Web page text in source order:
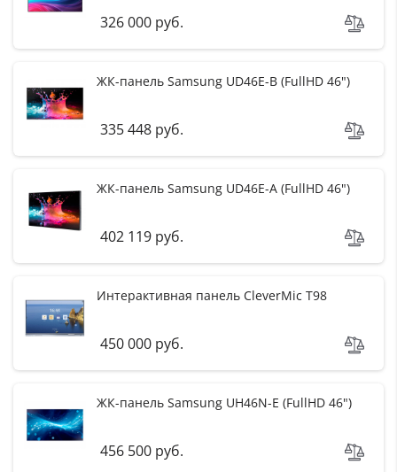
326 000 руб.
ЖК-панель Samsung UD46E-B (FullHD 46")
335 448 руб.
ЖК-панель Samsung UD46E-A (FullHD 46")
402 119 руб.
Интерактивная панель CleverMic T98
450 000 руб.
ЖК-панель Samsung UH46N-E (FullHD 46")
456 500 руб.